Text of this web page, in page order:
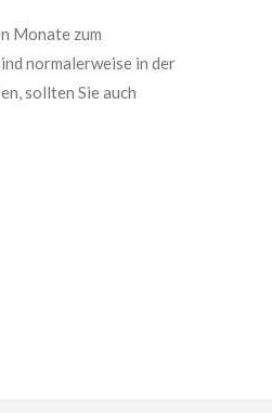
Monate zum
normalerweise in der
sollten Sie auch